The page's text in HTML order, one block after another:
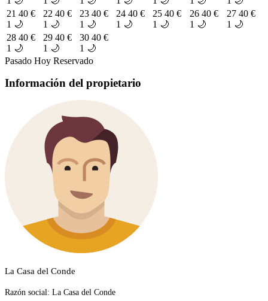
21 40 €
1 🌙
22 40 €
1 🌙
23 40 €
1 🌙
24 40 €
1 🌙
25 40 €
1 🌙
26 40 €
1 🌙
27 40 €
1 🌙
28 40 €
1 🌙
29 40 €
1 🌙
30 40 €
1 🌙
Pasado Hoy Reservado
Información del propietario
La Casa del Conde
Razón social: La Casa del Conde